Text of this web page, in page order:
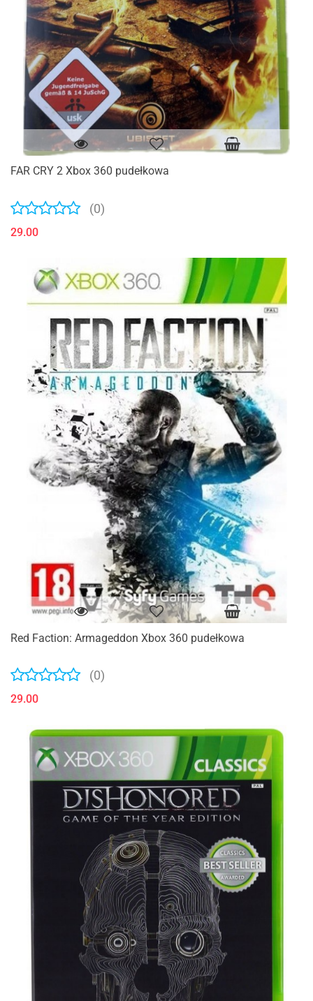
FAR CRY 2 Xbox 360 pudełkowa
(0)
29.00
Red Faction: Armageddon Xbox 360 pudełkowa
(0)
29.00